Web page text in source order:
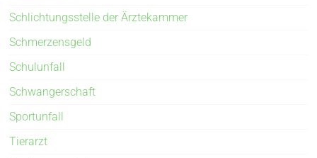
Schlichtungsstelle der Ärztekammer
Schmerzensgeld
Schulunfall
Schwangerschaft
Sportunfall
Tierarzt